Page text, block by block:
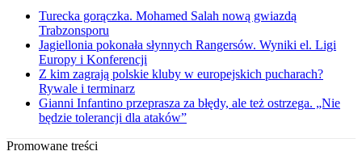
Turecka gorączka. Mohamed Salah nową gwiazdą
Trabzonsporu
Jagiellonia pokonała słynnych Rangersów. Wyniki el. Ligi
Europy i Konferencji
Z kim zagrają polskie kluby w europejskich pucharach?
Rywale i terminarz
Gianni Infantino przeprasza za błędy, ale też ostrzega. „Nie
będzie tolerancji dla ataków”
Promowane treści